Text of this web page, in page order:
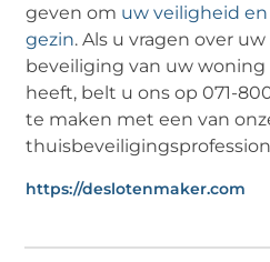
geven om uw veiligheid
gezin. Als u vragen over
beveiliging van uw
heeft, belt u ons op 071-
te maken met een van
https://deslotenmaker.com